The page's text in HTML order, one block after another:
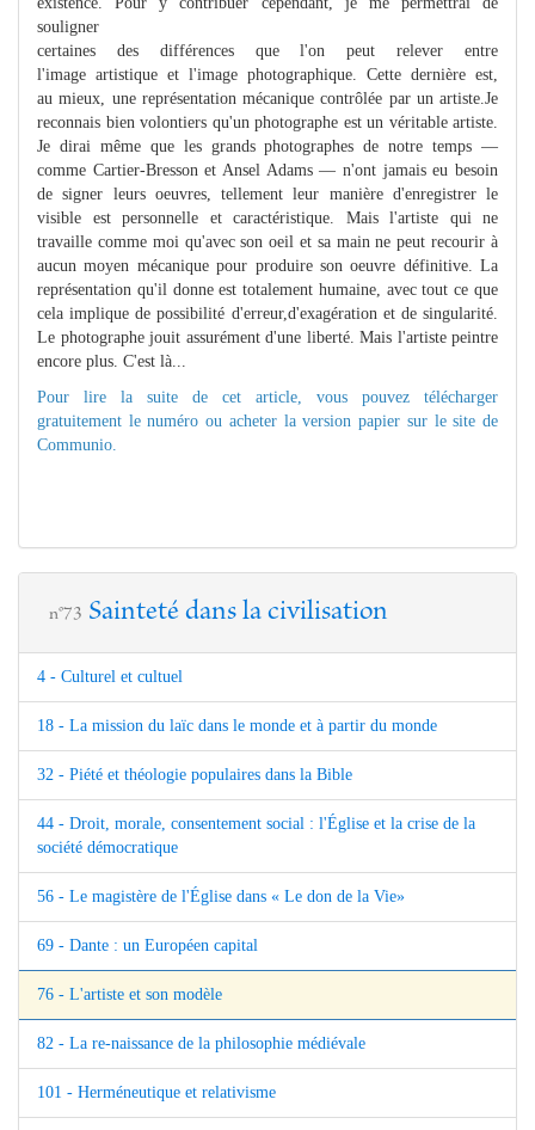
souligner
certaines des différences que l'on peut relever entre
l'image artistique et l'image photographique. Cette dernière est,
au mieux, une représentation mécanique contrôlée par un artiste.Je
reconnais bien volontiers qu'un photographe est un véritable artiste.
Je dirai même que les grands photographes de notre temps —
comme Cartier-Bresson et Ansel Adams — n'ont jamais eu besoin
de signer leurs oeuvres, tellement leur manière d'enregistrer le
visible est personnelle et caractéristique. Mais l'artiste qui ne
travaille comme moi qu'avec son oeil et sa main ne peut recourir à
aucun moyen mécanique pour produire son oeuvre définitive. La
représentation qu'il donne est totalement humaine, avec tout ce que
cela implique de possibilité d'erreur,d'exagération et de singularité.
Le photographe jouit assurément d'une liberté. Mais l'artiste peintre
encore plus. C'est là...
Pour lire la suite de cet article, vous pouvez télécharger
gratuitement le numéro ou acheter la version papier sur le site de
Communio.
n°73 Sainteté dans la civilisation
4 - Culturel et cultuel
18 - La mission du laïc dans le monde et à partir du monde
32 - Piété et théologie populaires dans la Bible
44 - Droit, morale, consentement social : l'Église et la crise de la
société démocratique
56 - Le magistère de l'Église dans « Le don de la Vie»
69 - Dante : un Européen capital
76 - L'artiste et son modèle
82 - La re-naissance de la philosophie médiévale
101 - Herméneutique et relativisme